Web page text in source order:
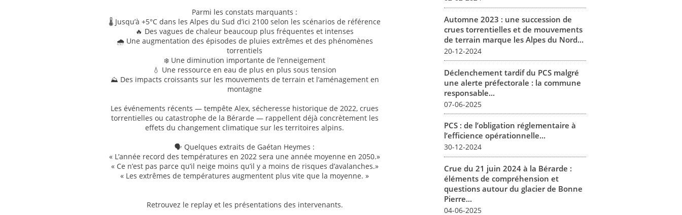
Parmi les constats marquants :
🌡️ Jusqu’à +5°C dans les Alpes du Sud d’ici 2100 selon les scénarios de référence
🔥 Des vagues de chaleur beaucoup plus fréquentes et intenses
🌧️ Une augmentation des épisodes de pluies extrêmes et des phénomènes
torrentiels
❄️ Une diminution importante de l’enneigement
💧 Une ressource en eau de plus en plus sous tension
⛰️ Des impacts croissants sur les mouvements de terrain et l’aménagement en
montagne
Les événements récents — tempête Alex, sécheresse historique de 2022, crues
torrentielles ou catastrophe de la Bérarde — rappellent déjà concrètement les
effets du changement climatique sur les territoires alpins.
🗣️ Quelques extraits de Gaétan Heymes :
« L’année record des températures en 2022 sera une année moyenne en 2050.»
« Ce n’est pas parce qu’il neige moins qu’il y a moins de risques d’avalanches.»
« Les extrêmes de températures augmentent plus vite que la moyenne. »
Retrouvez le replay et les présentations des intervenants.
Automne 2023 : une succession de
crues torrentielles et de mouvements
de terrain marque les Alpes du Nord...
20-12-2024
Déclenchement tardif du PCS malgré
une alerte préfectorale : la commune
responsable...
07-06-2025
PCS : de l’obligation réglementaire à
l’efficience opérationnelle...
30-12-2024
Crue du 21 juin 2024 à la Bérarde :
éléments de compréhension et
questions autour du glacier de Bonne
Pierre...
04-06-2025